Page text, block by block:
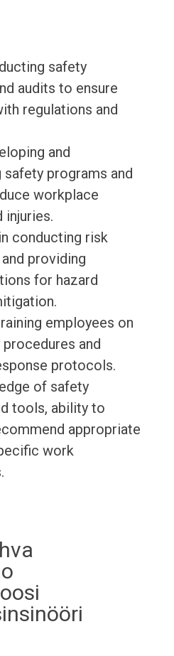
safety
audits to ensure
regulations and
and
programs and
workplace
injuries.
conducting risk
providing
for hazard
employees on
and
protocols.
of safety
tools, ability to
appropriate
work